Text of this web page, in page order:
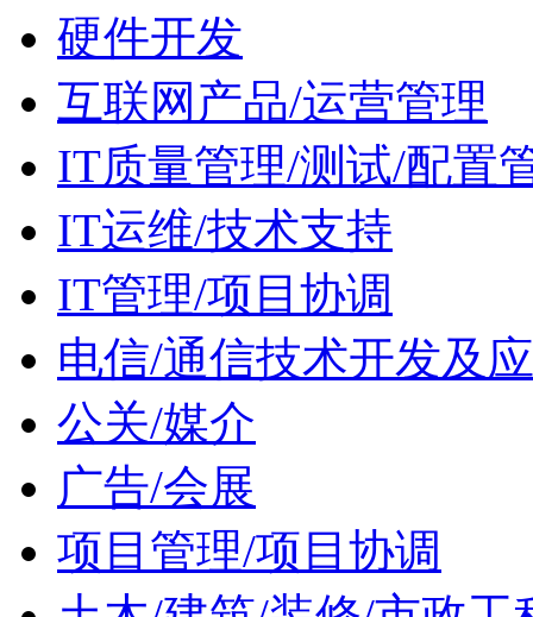
硬件开发
互联网产品/运营管理
IT质量管理/测试/配置
IT运维/技术支持
IT管理/项目协调
电信/通信技术开发及
公关/媒介
广告/会展
项目管理/项目协调